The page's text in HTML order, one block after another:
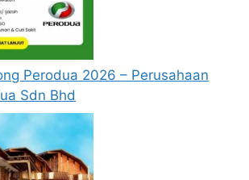
Kosong Terkini
jawatan diatas hendaklah
pautanPermohonan Online
melalui pautan yang telah
dibawah. Untuk pemohon kali
anda perlu mendaftar
Perodua 2026 – Perusahaan
Sdn Bhd